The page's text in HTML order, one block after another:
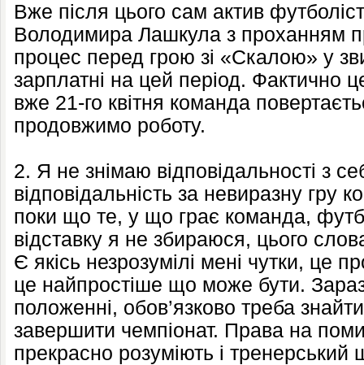
Вже після цього сам актив
Володимира Лашкула з проханням
процес перед грою зі «Скалою» у
зарплатні на цей період. Фактично
вже 21-го квітня команда
продовжимо роботу.
2. Я не знімаю відповідальності з
відповідальність за невиразну гру
поки що те, у що грає команда,
відставку я не збираюся, цього
Є якісь незрозумілі мені чутки, це
це найпростіше що може бути.
положенні, обов’язково треба знайти
завершити чемпіонат. Права на
прекрасно розуміють і тренерський